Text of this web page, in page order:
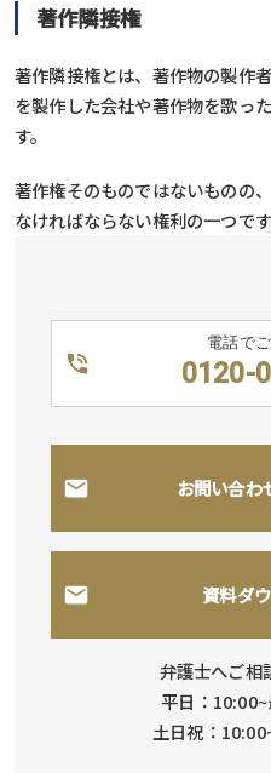
著作隣接権
著作隣接権とは、著作物の製作
を製作した会社や著作物を歌っ
す。
著作権そのものではないものの
なければならない権利の一つです
電話で
0120-
お問い合わ
資料ダ
弁護士へご相
平日：
土日祝：